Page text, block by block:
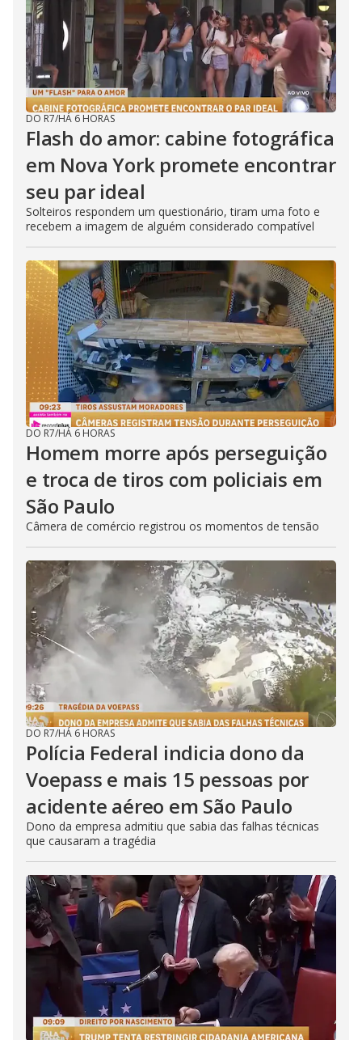
DO R7/HÁ 6 HORAS
Flash do amor: cabine fotográfica
em Nova York promete encontrar
seu par ideal
Solteiros respondem um questionário, tiram uma foto e
recebem a imagem de alguém considerado compatível
DO R7/HÁ 6 HORAS
Homem morre após perseguição
e troca de tiros com policiais em
São Paulo
Câmera de comércio registrou os momentos de tensão
DO R7/HÁ 6 HORAS
Polícia Federal indicia dono da
Voepass e mais 15 pessoas por
acidente aéreo em São Paulo
Dono da empresa admitiu que sabia das falhas técnicas
que causaram a tragédia